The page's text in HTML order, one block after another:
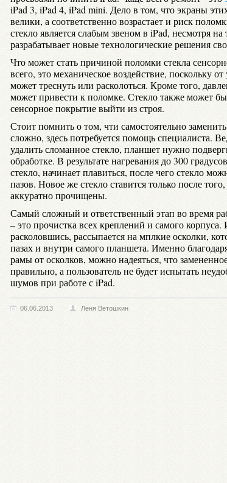
iPad 3, iPad 4, iPad mini. Дело в том, что экраны
велики, а соответственно возрастает и риск
стекло является слабым звеном в iPad, несмотря
разрабатывает новые технологические решения
Что может стать причиной поломки стекла
всего, это механическое воздействие, поскольку
может треснуть или расколоться. Кроме того,
может привести к поломке. Стекло также может
сенсорное покрытие выйти из строя.
Стоит помнить о том, чти самостоятельно
сложно, здесь потребуется помощь специалиста.
удалить сломанное стекло, планшет нужно
обработке. В результате нагревания до 300
стекло, начинает плавиться, после чего стекло
пазов. Новое же стекло ставится только после
аккуратно прочищены.
Самый сложный и ответственный этап во время
– это прочистка всех креплений и самого корпуса.
расколовшись, рассыпается на мплкие осколки,
пазах и внутри самого планшета. Именно
рамы от осколков, можно надеяться, что
правильно, а пользователь не будет испытать
шумов при работе с iPad.
06.06.2013 Леня Ветошкин